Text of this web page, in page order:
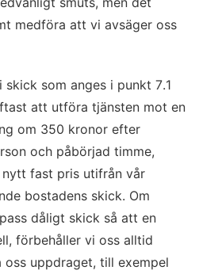
medföra att vi avsäger oss
skick som anges i punkt 7.1
att utföra tjänsten mot en
om 350 kronor efter
och påbörjad timme,
fast pris utifrån vår
bostadens skick. Om
dåligt skick så att en
förbehåller vi oss alltid
oss uppdraget, till exempel